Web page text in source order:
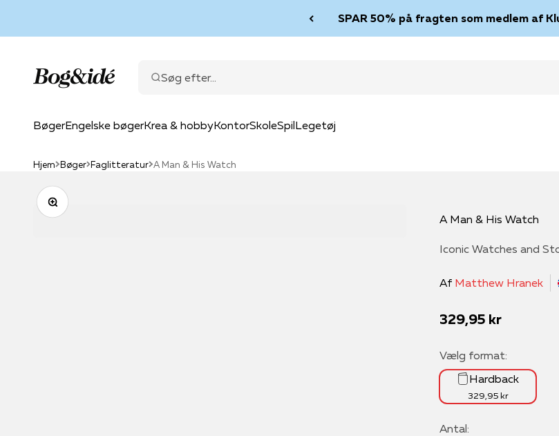
SPAR 50% på fragten som medlem af
BøgerEngelske bøgerKrea & hobbyKontorSkoleSpilLegetøj
Søg efter...
Bog & idé
Hjem Bøger Faglitteratur A Man & His Watch
Zoom
A Man & His Watch
Iconic Watches and
Af Matthew Hranek
Salgspris
329,95 kr
Vælg format:
Hardback
329,95 kr
Antal: